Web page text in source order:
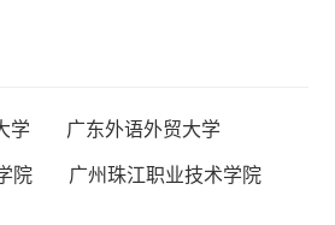
学
广东外语外贸大学
院 广州珠江职业技术学院